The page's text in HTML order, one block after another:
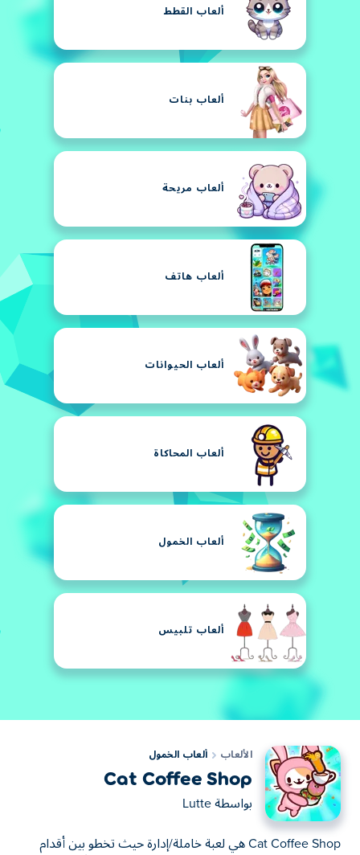
ألعاب القطط
ألعاب بنات
ألعاب مريحة
ألعاب هاتف
ألعاب الحيوانات
ألعاب المحاكاة
ألعاب الخمول
ألعاب تلبيس
الألعاب ألعاب الخمول
Cat Coffee Shop
بواسطة Lutte
Cat Coffee Shop هي لعبة خاملة/إدارة حيث تخطو بين أقدام